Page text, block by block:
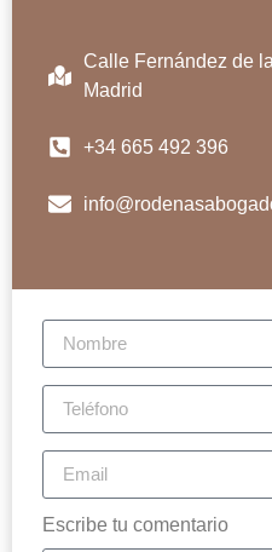
Calle Fernández de
Madrid
+34 665 492 396
Escribe tu comentario